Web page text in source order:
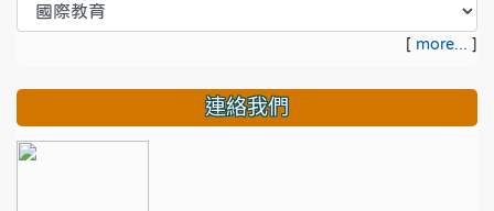
[ more... ]
連絡我們